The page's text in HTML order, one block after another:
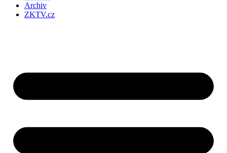
Archiv
ZKTV.cz